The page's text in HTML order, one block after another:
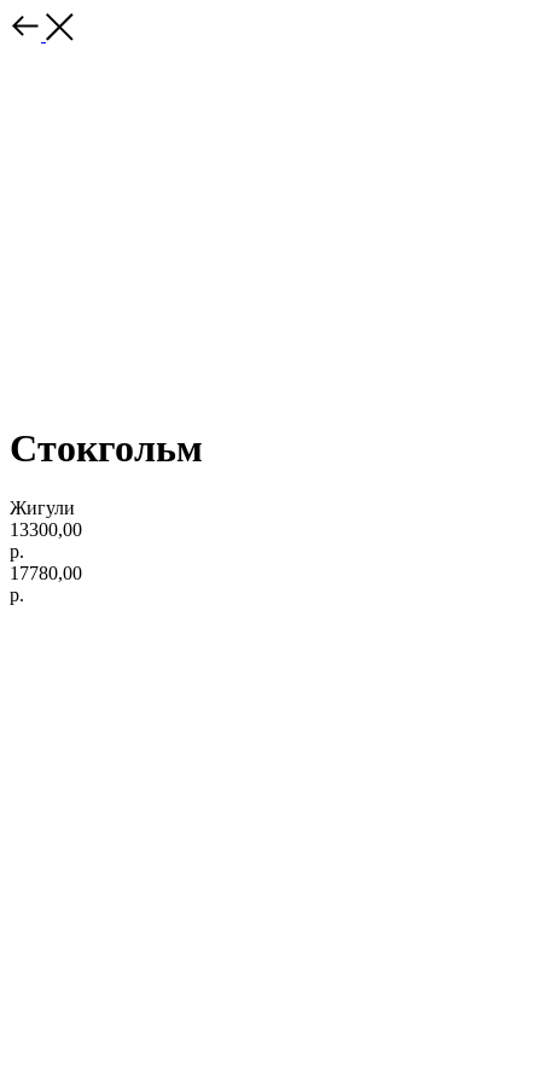
Стокгольм
Жигули
13300,00
р.
17780,00
р.